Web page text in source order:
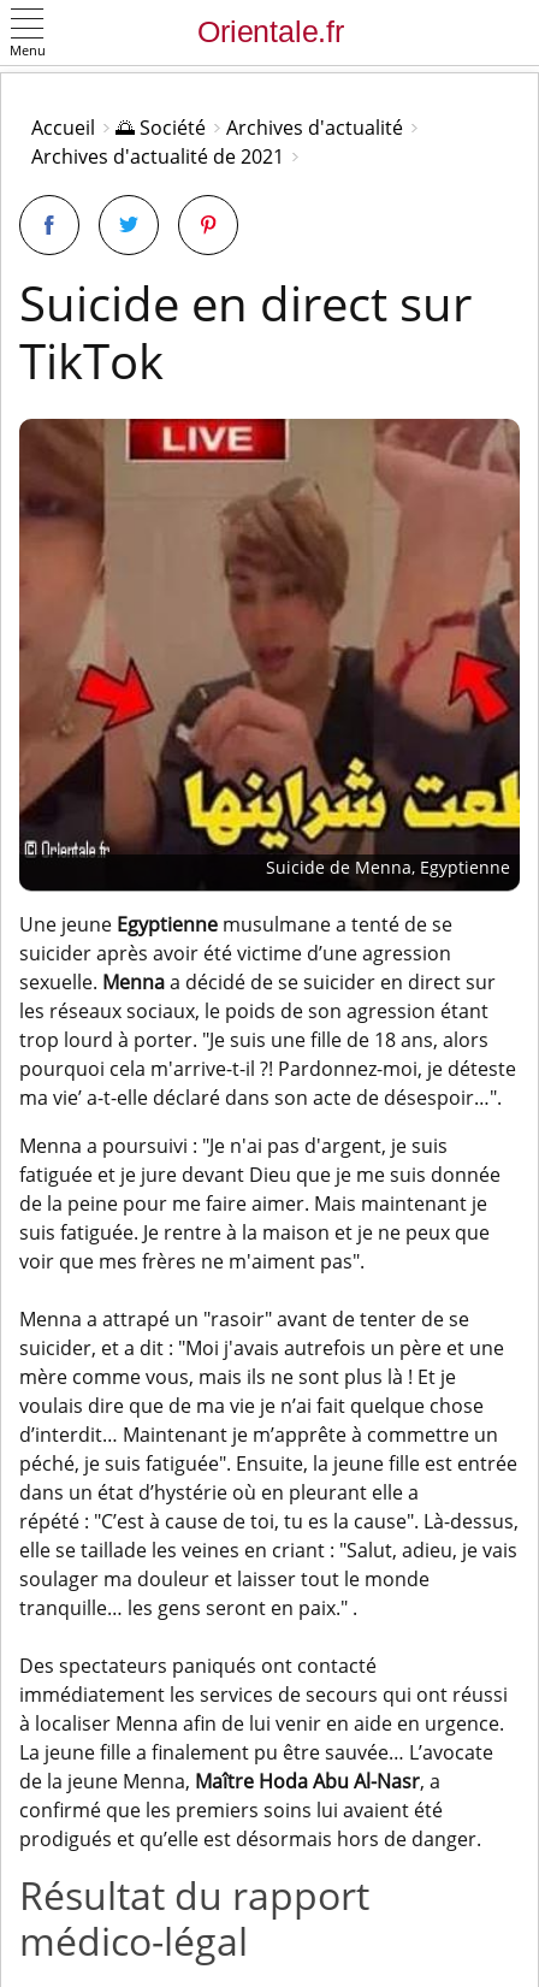
Menu
Accueil 🌅 Société
Archives d'actualité
Archives d'actualité de 2021
Suicide en direct sur
TikTok
Suicide de Menna, Egyptienne
Une jeune Egyptienne musulmane a tenté de se
suicider après avoir été victime d’une agression
sexuelle. Mennaa décidé de se suicider en direct sur
les réseaux sociaux, le poids de son agression étant
trop lourd à porter. "Je suis une fille de 18 ans, alors
pourquoi cela m'arrive-t-il ?! Pardonnez-moi, je déteste
ma vie’ a-t-elle déclaré dans son acte de désespoir…".
Menna a poursuivi : "Je n'ai pas d'argent, je suis
fatiguée et je jure devant Dieu que je me suis donnée
de la peine pour me faire aimer. Mais maintenant je
suis fatiguée. Je rentre à la maison et je ne peux que
voir que mes frères ne m'aiment pas".
Menna a attrapé un "rasoir" avant de tenter de se
suicider, et a dit : "Moi j'avais autrefois un père et une
mère comme vous, mais ils ne sont plus là ! Et je
voulais dire que de ma vie je n’ai fait quelque chose
d’interdit… Maintenant je m’apprête à commettre un
péché, je suis fatiguée". Ensuite, la jeune fille est entrée
dans un état d’hystérie où en pleurant elle a
répété : "C’est à cause de toi, tu es la cause". Là-dessus,
elle se taillade les veines en criant : "Salut, adieu, je vais
soulager ma douleur et laisser tout le monde
tranquille… les gens seront en paix." .
Des spectateurs paniqués ont contacté
immédiatement les services de secours qui ont réussi
à localiser Menna afin de lui venir en aide en urgence.
La jeune fille a finalement pu être sauvée… L’avocate
de la jeune Menna, Maître Hoda Abu Al-Nasr, a
confirmé que les premiers soins lui avaient été
prodigués et qu’elle est désormais hors de danger.
Résultat du rapport
médico-légal